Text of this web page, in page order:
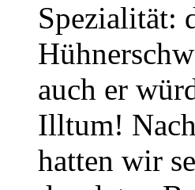
Spezialität:
auch er
Illtum!
hatten wir